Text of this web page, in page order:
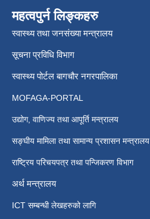
महत्वपुर्न लिङ्कहरु
स्वास्थ्य तथा जनसंख्या मन्त्रालय
सूचना प्रविधि विभाग
स्वास्थ्य पोर्टल बागचौर नगरपालिका
MOFAGA-PORTAL
उद्योग, वाणिज्य तथा आपूर्ति मन्त्रालय
सङ्घीय मामिला तथा सामान्य प्रशासन मन्त्रालय
राष्ट्रिय परिचयपत्र तथा पन्जिकरण विभाग
अर्थ मन्त्रालय
ICT सम्बन्धी लेखहरुको लागि